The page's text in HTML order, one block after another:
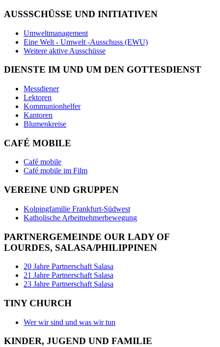
AUSSSCHÜSSE UND INITIATIVEN
Umweltmanagement
Eine Welt - Umwelt -Ausschuss (EWU)
Weitere aktive Ausschüsse
DIENSTE IM UND UM DEN GOTTESDIENST
Messdiener
Lektoren
Kommunionhelfer
Kantoren
Blumenkreise
CAFÉ MOBILE
Café mobile
Café mobile im Film
VEREINE UND GRUPPEN
Kolpingfamilie Frankfurt-Südwest
Katholische Arbeitnehmerbewegung
PARTNERGEMEINDE OUR LADY OF
LOURDES, SALASA/PHILIPPINEN
20 Jahre Partnerschaft Salasa
21 Jahre Partnerschaft Salasa
23 Jahre Partnerschaft Salasa
TINY CHURCH
Wer wir sind und was wir tun
KINDER, JUGEND UND FAMILIE